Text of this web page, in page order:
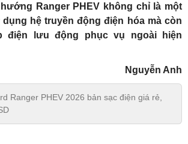
Ranger PHEV không chỉ là một
hệ truyền động điện hóa mà còn
điện lưu động phục vụ ngoài hiện
Nguyễn Anh
Ranger PHEV 2026 bản sạc điện giá rẻ,